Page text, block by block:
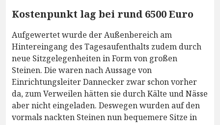
Kostenpunkt lag bei rund 6500 Euro
Aufgewertet wurde der Außenbereich am
Hintereingang des Tagesaufenthalts zudem durch
neue Sitzgelegenheiten in Form von großen
Steinen. Die waren nach Aussage von
Einrichtungsleiter Dannecker zwar schon vorher
da, zum Verweilen hätten sie durch Kälte und Nässe
aber nicht eingeladen. Deswegen wurden auf den
vormals nackten Steinen nun bequemere Sitze in